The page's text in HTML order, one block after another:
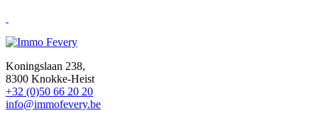
Koningslaan 238,
8300 Knokke-Heist
+32 (0)50 66 20 20
info@immofevery.be